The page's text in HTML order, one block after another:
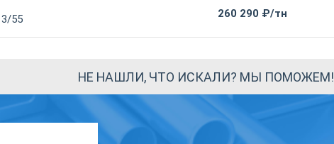
55 260 290 ₽/тн
НЕ НАШЛИ, ЧТО ИСКАЛИ? МЫ ПОМОЖЕМ!